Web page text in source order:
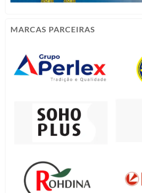
MARCAS PARCEIRAS